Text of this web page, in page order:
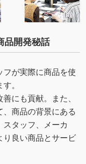
品開発秘話
フが実際に商品を使
。
にも貢献。また、
商品の背景にある
タッフ、メーカ
り良い商品とサービ